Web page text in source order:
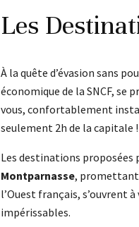
Les
À la quête d’évasion sans
économique de la SNCF, se
vous, confortablement
seulement 2h de la capitale !
Les destinations proposées
Montparnasse, promettant
l’Ouest français, s’ouvrent
impérissables.